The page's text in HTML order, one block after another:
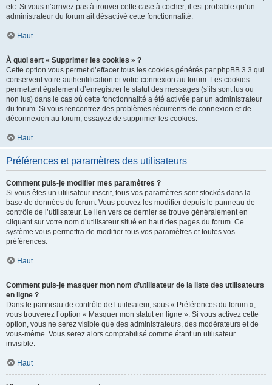
etc. Si vous n’arrivez pas à trouver cette case à cocher, il est probable qu’un
administrateur du forum ait désactivé cette fonctionnalité.
Haut
À quoi sert « Supprimer les cookies » ?
Cette option vous permet d’effacer tous les cookies générés par phpBB 3.3 qui
conservent votre authentification et votre connexion au forum. Les cookies
permettent également d’enregistrer le statut des messages (s’ils sont lus ou
non lus) dans le cas où cette fonctionnalité a été activée par un administrateur
du forum. Si vous rencontrez des problèmes récurrents de connexion et de
déconnexion au forum, essayez de supprimer les cookies.
Haut
Préférences et paramètres des utilisateurs
Comment puis-je modifier mes paramètres ?
Si vous êtes un utilisateur inscrit, tous vos paramètres sont stockés dans la
base de données du forum. Vous pouvez les modifier depuis le panneau de
contrôle de l’utilisateur. Le lien vers ce dernier se trouve généralement en
cliquant sur votre nom d’utilisateur situé en haut des pages du forum. Ce
système vous permettra de modifier tous vos paramètres et toutes vos
préférences.
Haut
Comment puis-je masquer mon nom d’utilisateur de la liste des utilisateurs
en ligne ?
Dans le panneau de contrôle de l’utilisateur, sous « Préférences du forum »,
vous trouverez l’option « Masquer mon statut en ligne ». Si vous activez cette
option, vous ne serez visible que des administrateurs, des modérateurs et de
vous-même. Vous serez alors comptabilisé comme étant un utilisateur
invisible.
Haut